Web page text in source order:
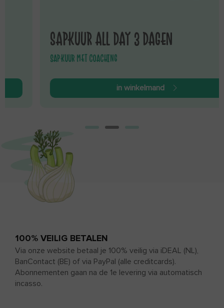
SAPKUUR ALL DAY 3 DAGEN
SAPKUUR MET COACHING
in winkelmand
100% VEILIG BETALEN
Via onze website betaal je 100% veilig via iDEAL (NL),
BanContact (BE) of via PayPal (alle creditcards).
Abonnementen gaan na de 1e levering via automatisch
incasso.